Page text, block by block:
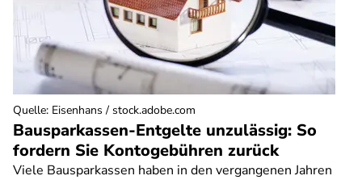
Bausparkassen-Entgelte unzulässig: So
fordern Sie Kontogebühren zurück
Viele Bausparkassen haben in den vergangenen Jahren
Quelle: Eisenhans / stock.adobe.com